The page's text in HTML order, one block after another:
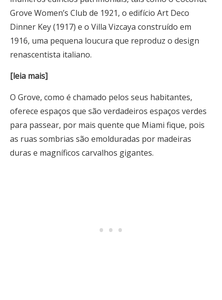
Grove Women’s Club de 1921, o edifício Art Deco
Dinner Key (1917) e o Villa Vizcaya construído em
1916, uma pequena loucura que reproduz o design
renascentista italiano.
[leia mais]
O Grove, como é chamado pelos seus habitantes,
oferece espaços que são verdadeiros espaços verdes
para passear, por mais quente que Miami fique, pois
as ruas sombrias são emolduradas por madeiras
duras e magníficos carvalhos gigantes.